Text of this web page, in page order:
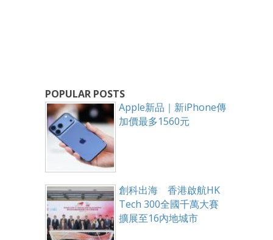
POPULAR POSTS
Apple新品｜新iPhone傳
加價最多1560元
創科出海 香港啟航HK
Tech 300全國千萬大賽
擴展至16內地城市